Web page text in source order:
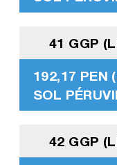
41 GGP
192,17 PEN
SOL
42 GGP